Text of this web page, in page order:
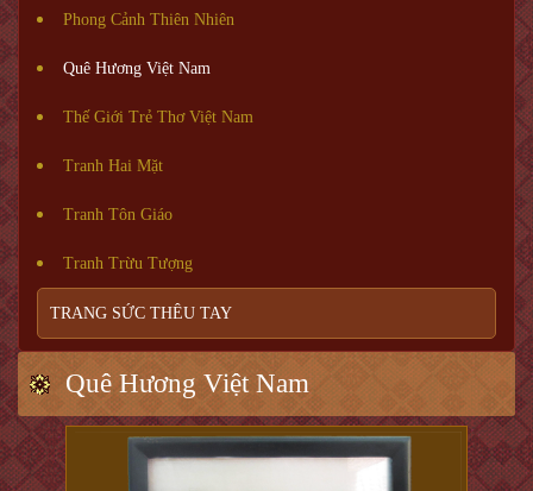
Phong Cảnh Thiên Nhiên
Quê Hương Việt Nam
Thế Giới Trẻ Thơ Việt Nam
Tranh Hai Mặt
Tranh Tôn Giáo
Tranh Trừu Tượng
TRANG SỨC THÊU TAY
Quê Hương Việt Nam